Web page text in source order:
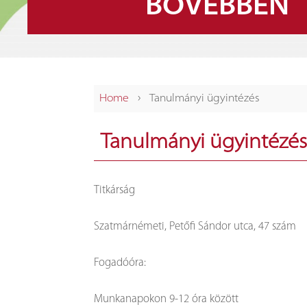
BŐVEBBEN
Home › Tanulmányi ügyintézés
Tanulmányi ügyintézés
Titkárság
Szatmárnémeti, Petőfi Sándor utca, 47 szám
Fogadóóra:
Munkanapokon 9-12 óra között